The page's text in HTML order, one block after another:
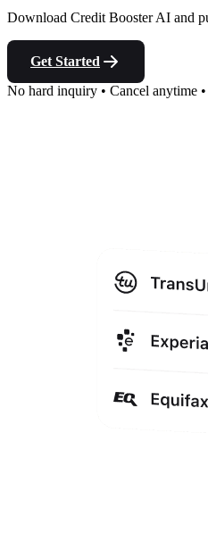
Download Credit Booster AI and
Get Started
No hard inquiry • Cancel anytime •